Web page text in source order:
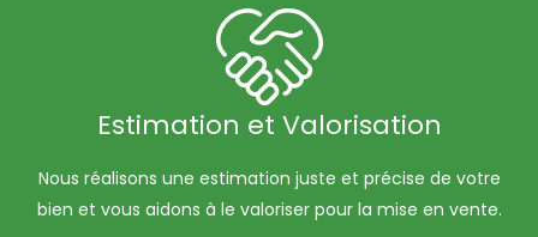
Estimation et Valorisation
Nous réalisons une estimation juste et précise de votre
bien et vous aidons à le valoriser pour la mise en vente.